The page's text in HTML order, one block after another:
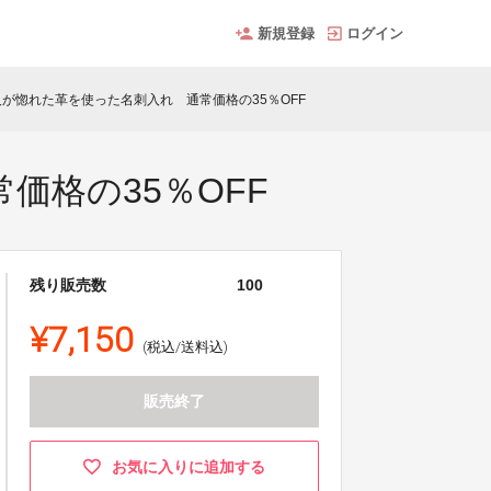
新規登録 ログイン
惚れた革を使った名刺入れ 通常価格の35％OFF
格の35％OFF
残り販売数 100
¥7,150 (税込/送料込)
販売終了
お気に入りに追加する